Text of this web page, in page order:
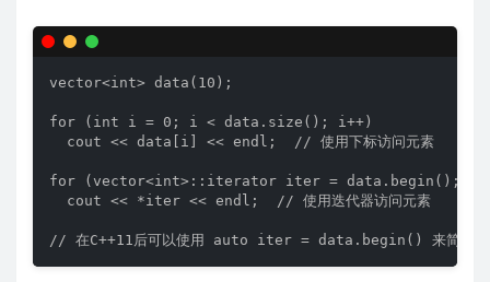
vector<int> data(10);
for (int i = 0; i < data.size(); i++)
  cout << data[i] << endl;  // 使用下标访问元素
for (vector<int>::iterator iter = data.begin();
  cout << *iter << endl;  // 使用迭代器访问元素
// 在C++11后可以使用 auto iter = data.begin() 来简化上